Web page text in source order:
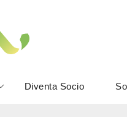
Diventa Socio